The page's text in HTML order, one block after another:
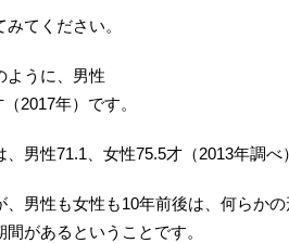
てください。
ように、男性
2017年）です。
男性71.1、女性75.5才（2013年調べ
、男性も女性も10年前後は、何らか
があるということです。